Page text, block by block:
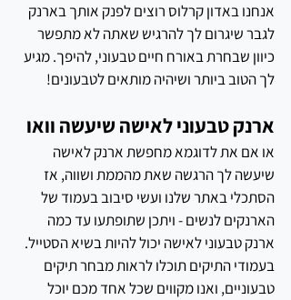
אנחנו באדון קרלוס רוצים לפנק אותך בארנק
לגבר שיגרום לך להרגיש שאתה לא מתפשר
כיוון שבחרת באורח חיים טבעוני, להיפך. מגיע
לך הטוב ביותר ושיהיה מותאים לטבעונים!
ארנק טבעוני לאישה שיעשה וואו
או אם את לדוגמא מחפשת ארנק לאישה
שיעשה לך הרגשה שאת מהממת ושווה, אז
הסתכלי באתר שלנו ועשי סיבוב בעמוד של
הארנקים לנשים - ויתכן שתופתעו עד כמה
ארנק טבעוני לאישה יכול להיות בשיא הסטייל.
בעמודי התיקים תוכלו לראות מבחר תיקים
טבעוניים, ואנו מקווים שכל אחד מכם יוכל